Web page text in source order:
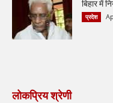
बिहार में
प्रदेश
लोकप्रिय श्रेणी